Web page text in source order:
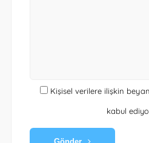
Kişisel verilere ilişkin
kabul